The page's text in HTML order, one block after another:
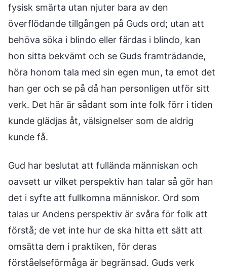
fysisk smärta utan njuter bara av den
överflödande tillgången på Guds ord; utan att
behöva söka i blindo eller färdas i blindo, kan
hon sitta bekvämt och se Guds framträdande,
höra honom tala med sin egen mun, ta emot det
han ger och se på då han personligen utför sitt
verk. Det här är sådant som inte folk förr i tiden
kunde glädjas åt, välsignelser som de aldrig
kunde få.
Gud har beslutat att fullända människan och
oavsett ur vilket perspektiv han talar så gör han
det i syfte att fullkomna människor. Ord som
talas ur Andens perspektiv är svåra för folk att
förstå; de vet inte hur de ska hitta ett sätt att
omsätta dem i praktiken, för deras
förståelseförmåga är begränsad. Guds verk